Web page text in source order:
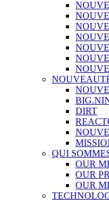
DIRT
QUI
OUR
OUR
OUR